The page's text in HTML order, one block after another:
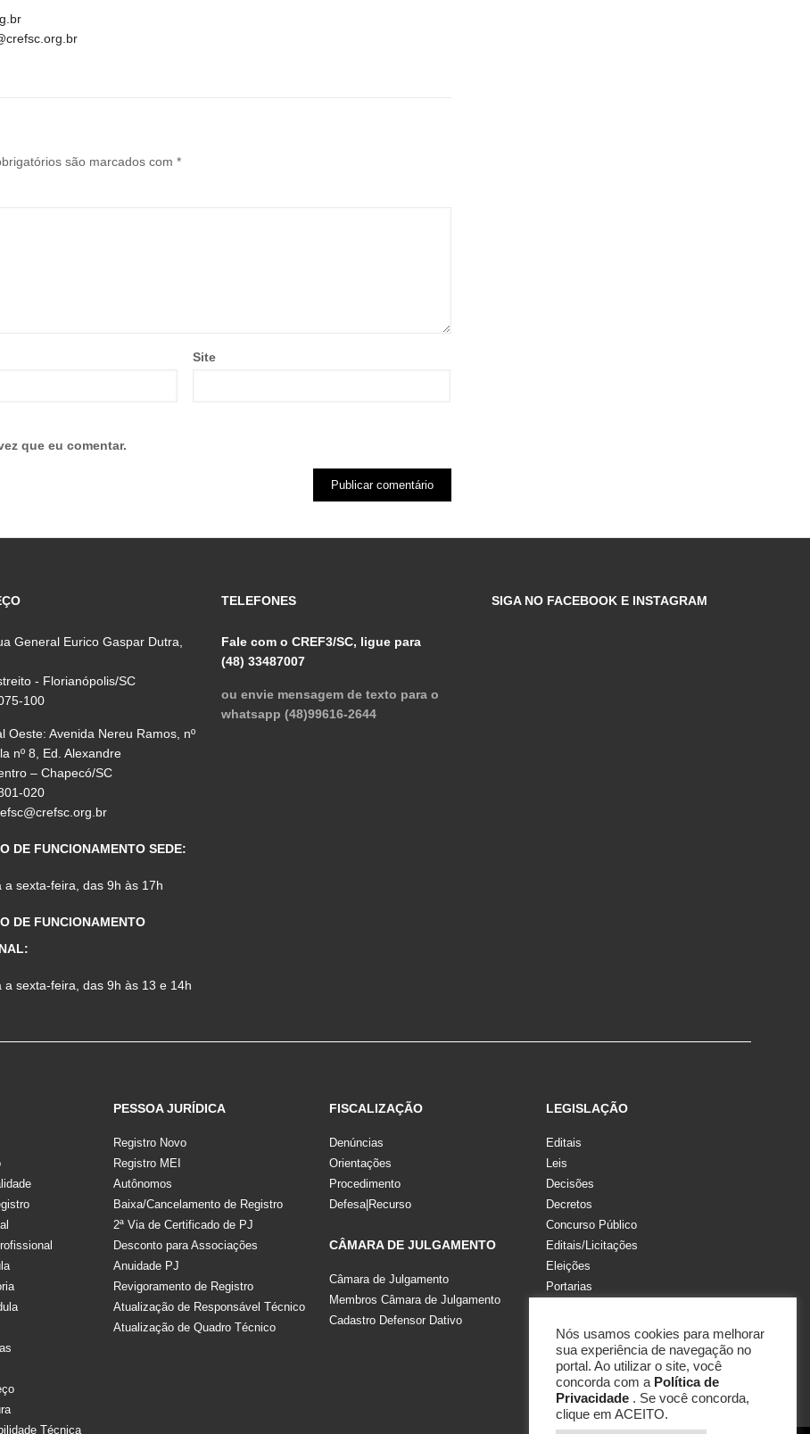
são marcados com *
Site
que eu comentar.
General Eurico Gaspar Dutra,
- Florianópolis/SC
100
Oeste: Avenida Nereu Ramos, nº
nº 8, Ed. Alexandre
– Chapecó/SC
020
DE FUNCIONAMENTO SEDE:
a sexta-feira, das 9h às 17h
DE FUNCIONAMENTO
a sexta-feira, das 9h às 13 e 14h
TELEFONES
Fale com o CREF3/SC, ligue para
(48) 33487007
ou envie mensagem de texto para o
whatsapp (48)99616-2644
SIGA NO FACEBOOK E INSTAGRAM
Técnica
PESSOA JURÍDICA
Registro Novo
Registro MEI
Autônomos
Baixa/Cancelamento de Registro
2ª Via de Certificado de PJ
Desconto para Associações
Anuidade PJ
Revigoramento de Registro
Atualização de Responsável Técnico
Atualização de Quadro Técnico
FISCALIZAÇÃO
Denúncias
Orientações
Procedimento
Defesa|Recurso
CÂMARA DE JULGAMENTO
Câmara de Julgamento
Membros Câmara de Julgamento
Cadastro Defensor Dativo
LEGISLAÇÃO
Editais
Leis
Decisões
Decretos
Concurso Público
Editais/Licitações
Eleições
Portarias
Resoluções
Nós usamos cookies para melhorar
sua experiência de navegação no
portal. Ao utilizar o site, você
concorda com a Política de
Privacidade . Se você concorda,
clique em ACEITO.